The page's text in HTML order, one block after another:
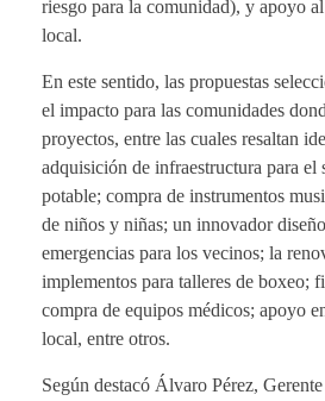
riesgo para la comunidad), y apoyo
local.
En este sentido, las propuestas
el impacto para las comunidades
proyectos, entre las cuales resaltan
adquisición de infraestructura para el
potable; compra de instrumentos
de niños y niñas; un innovador
emergencias para los vecinos; la
implementos para talleres de boxeo;
compra de equipos médicos; apoyo
local, entre otros.
Según destacó Álvaro Pérez,